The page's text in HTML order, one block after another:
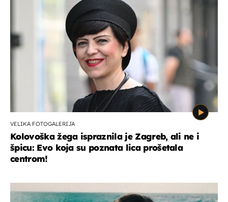
VELIKA FOTOGALERIJA
Kolovoška žega ispraznila je Zagreb, ali ne i
špicu: Evo koja su poznata lica prošetala
centrom!